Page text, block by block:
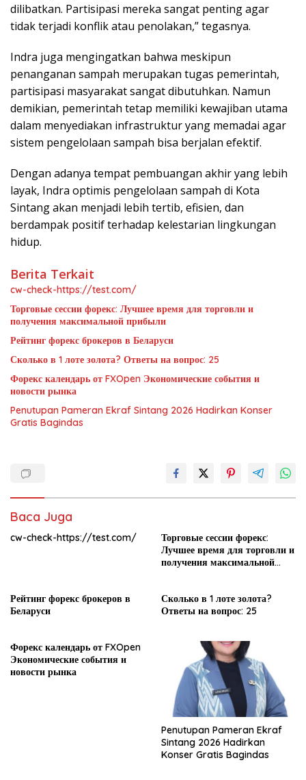
dilibatkan. Partisipasi mereka sangat penting agar
tidak terjadi konflik atau penolakan,” tegasnya.
Indra juga mengingatkan bahwa meskipun
penanganan sampah merupakan tugas pemerintah,
partisipasi masyarakat sangat dibutuhkan. Namun
demikian, pemerintah tetap memiliki kewajiban utama
dalam menyediakan infrastruktur yang memadai agar
sistem pengelolaan sampah bisa berjalan efektif.
Dengan adanya tempat pembuangan akhir yang lebih
layak, Indra optimis pengelolaan sampah di Kota
Sintang akan menjadi lebih tertib, efisien, dan
berdampak positif terhadap kelestarian lingkungan
hidup.
Berita Terkait
cw-check-https://test.com/
Торговые сессии форекс: Лучшее время для торговли и
получения максимальной прибыли
Рейтинг форекс брокеров в Беларуси
Сколько в 1 лоте золота? Ответы на вопрос: 25
Форекс календарь от FXOpen Экономические события и
новости рынка
Penutupan Pameran Ekraf Sintang 2026 Hadirkan Konser
Gratis Bagindas
Baca Juga
cw-check-https://test.com/
Торговые сессии форекс:
Лучшее время для торговли и
получения максимальной
Рейтинг форекс брокеров в
Беларуси
Сколько в 1 лоте золота?
Ответы на вопрос: 25
Форекс календарь от FXOpen
Экономические события и
новости рынка
Penutupan Pameran Ekraf
Sintang 2026 Hadirkan
Konser Gratis Bagindas